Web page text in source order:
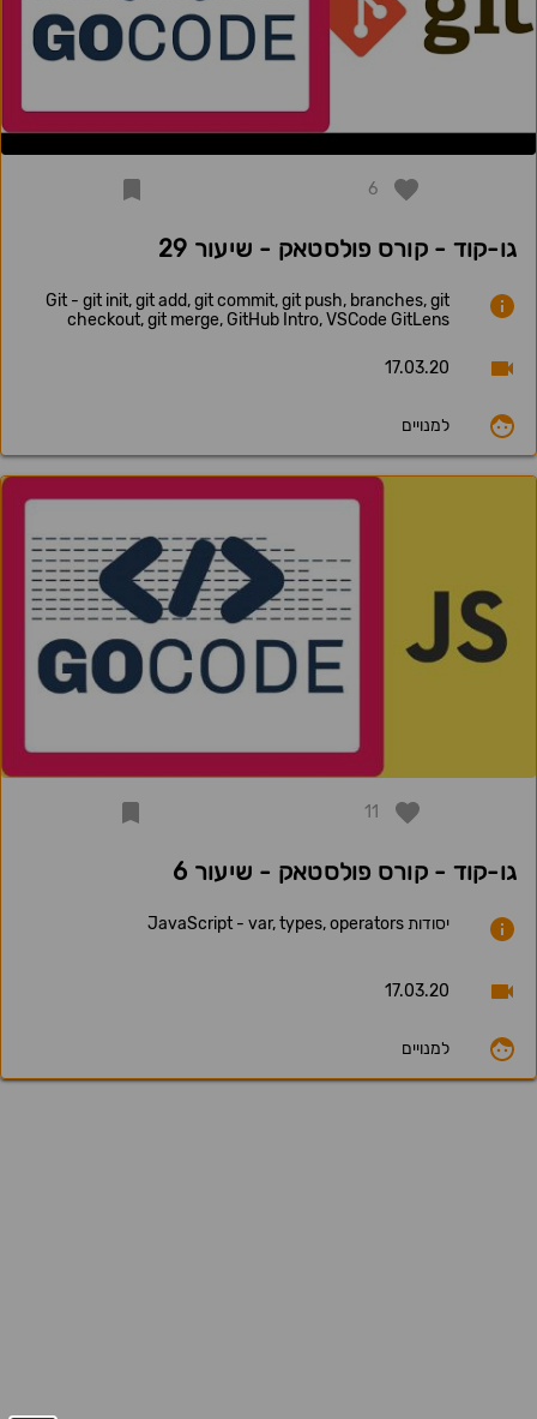
6
גו-קוד - קורס פולסטאק - שיעור 29
Git - git init, git add, git commit, git push, branches, git
checkout, git merge, GitHub Intro, VSCode GitLens
17.03.20
למנויים
11
גו-קוד - קורס פולסטאק - שיעור 6
יסודות JavaScript - var, types, operators
17.03.20
למנויים